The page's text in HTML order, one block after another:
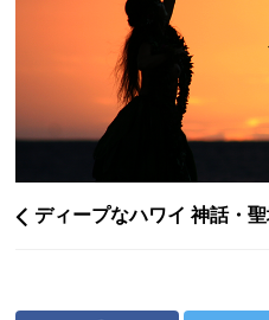
ディープなハワイ 神話・